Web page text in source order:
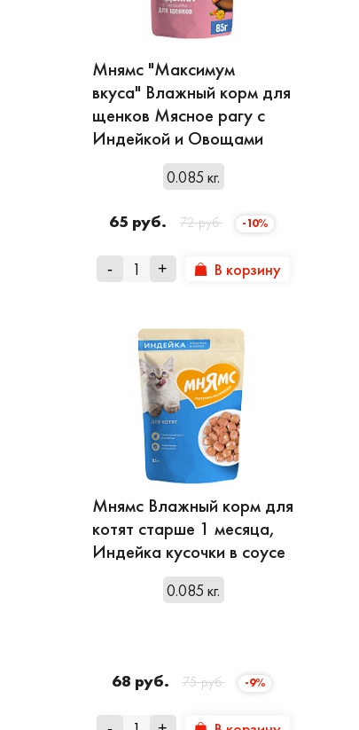
Мнямс "Максимум
вкуса" Влажный корм для
щенков Мясное рагу с
Индейкой и Овощами
0.085 кг.
65 руб. 72 руб. -10%
- + В корзину
Мнямс Влажный корм для
котят старше 1 месяца,
Индейка кусочки в соусе
0.085 кг.
68 руб. 75 руб. -9%